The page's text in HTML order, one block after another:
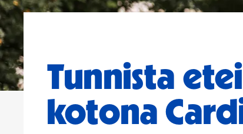
Tunnista
kotona